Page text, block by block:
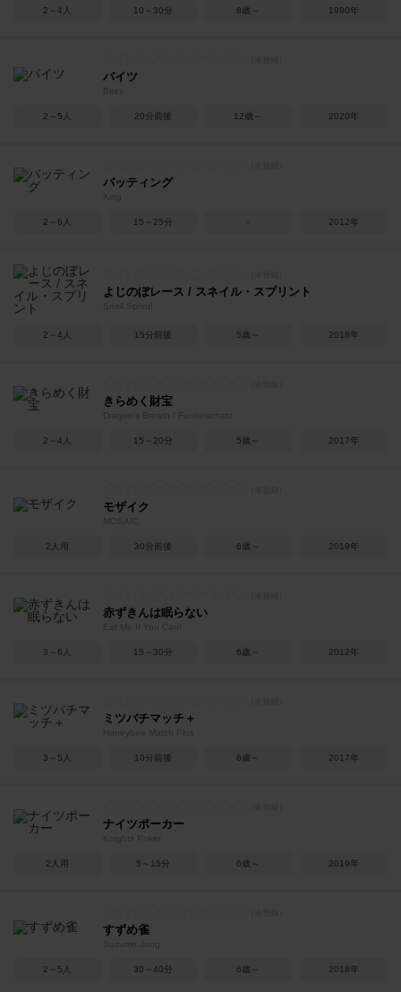
2～4人 10～30分 8歳～ 1980年
バイツ
Bites
2～5人 20分前後 12歳～ 2020年
バッティング
Xing
2～6人 15～25分 2012年
よじのぼレース / スネイル・スプリント
2～4人 15分前後 5歳～ 2018年
きらめく財宝
Dragon's Breath / Funkelschatz
2～4人 15～20分 5歳～ 2017年
モザイク
MOSAIC
2人用 30分前後 6歳～ 2019年
赤ずきんは眠らない
Eat Me If You Can!
3～6人 15～30分 6歳～ 2012年
ミツバチマッチ＋
Honeybee Match Plus
3～5人 10分前後 6歳～ 2017年
ナイツポーカー
Knights Poker
2人用 5～15分 6歳～ 2019年
すずめ雀
2～5人 30～40分 6歳～ 2018年